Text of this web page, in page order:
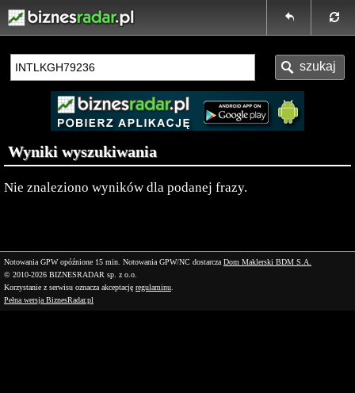
Wyniki wyszukiwania
Nie znaleziono wyników dla podanej frazy.
Notowania GPW opóźnione 15 min. Notowania GPW/NC dostarcza Dom Maklerski BDM S.A.
© 2010-2026 BIZNESRADAR sp. z o.o.
Korzystanie z serwisu oznacza akceptację regulaminu
Pełna wersja BiznesRadar.pl